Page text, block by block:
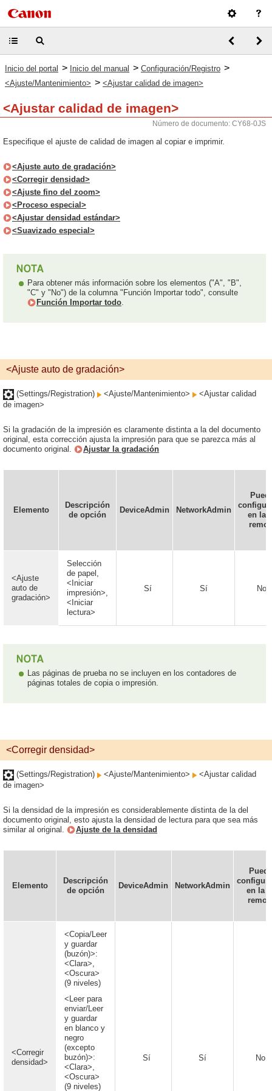
Inicio del portal > Inicio del manual > Configuración/Registro >
<Ajuste/Mantenimiento> > <Ajustar calidad de imagen>
<Ajustar calidad de imagen>
Número de documento: CY68-0JS
Especifique el ajuste de calidad de imagen al copiar e imprimir.
<Ajuste auto de gradación>
<Corregir densidad>
<Ajuste fino del zoom>
<Proceso especial>
<Ajustar densidad estándar>
<Suavizado especial>
Para obtener más información sobre los elementos ("A", "B",
"C" y "No") de la columna "Función Importar todo", consulte
Función Importar todo.
<Ajuste auto de gradación>
(Settings/Registration) <Ajuste/Mantenimiento>
<Ajustar calidad
de imagen>
Si la gradación de la impresión es claramente distinta a la del documento
original, esta corrección ajusta la impresión para que se parezca más al
documento original.
Ajustar la gradación
Elemento
Descripción
de opción
DeviceAdmin NetworkAdmin
en la
<Ajuste
auto de
gradación>
Selección
de papel,
<Iniciar
impresión>,
<Iniciar
lectura>
Sí Sí No
Las páginas de prueba no se incluyen en los contadores de
páginas totales de copia o impresión.
<Corregir densidad>
(Settings/Registration) <Ajuste/Mantenimiento>
<Ajustar calidad
de imagen>
Si la densidad de la impresión es considerablemente distinta de la del
documento original, esto ajusta la densidad de lectura para que sea más
similar al original.
Ajuste de la densidad
Elemento
Descripción
de opción
DeviceAdmin NetworkAdmin
Puede
en la
<Corregir
densidad>
<Copia/Leer
y guardar
(buzón)>:
<Clara>,
<Oscura>
(9 niveles)
<Leer para
enviar/Leer
y guardar
en blanco y
negro
(excepto
buzón)>:
<Clara>,
<Oscura>
(9 niveles)
Sí Sí No